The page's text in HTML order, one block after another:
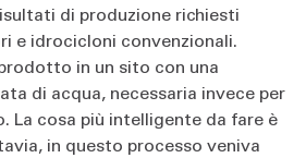
di produzione richiesti
e idrocicloni convenzionali.
in un sito con una
di acqua, necessaria invece per
La cosa più intelligente da fare è
in questo processo veniva